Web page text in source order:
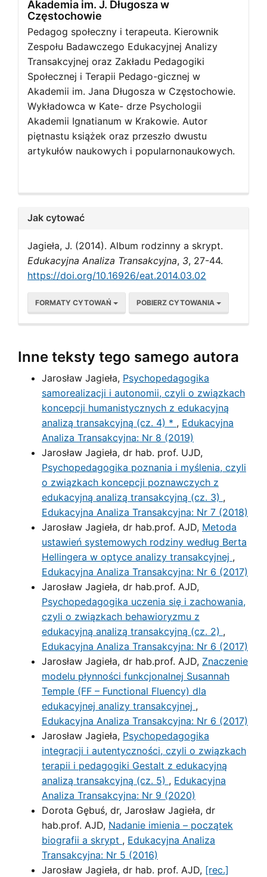
Akademia im. J. Długosza w
Częstochowie
Pedagog społeczny i terapeuta. Kierownik
Zespołu Badawczego Edukacyjnej Analizy
Transakcyjnej oraz Zakładu Pedagogiki
Społecznej i Terapii Pedago-gicznej w
Akademii im. Jana Długosza w Częstochowie.
Wykładowca w Kate- drze Psychologii
Akademii Ignatianum w Krakowie. Autor
piętnastu książek oraz przeszło dwustu
artykułów naukowych i popularnonaukowych.
Jak cytować
Jagieła, J. (2014). Album rodzinny a skrypt.
Edukacyjna Analiza Transakcyjna, 3, 27-44.
https://doi.org/10.16926/eat.2014.03.02
FORMATY CYTOWAŃ POBIERZ CYTOWANIA
Inne teksty tego samego autora
Jarosław Jagieła, Psychopedagogika
samorealizacji i autonomii, czyli o związkach
koncepcji humanistycznych z edukacyjną
analizą transakcyjną (cz. 4) * , Edukacyjna
Analiza Transakcyjna: Nr 8 (2019)
Jarosław Jagieła, dr hab. prof. UJD,
Psychopedagogika poznania i myślenia, czyli
o związkach koncepcji poznawczych z
edukacyjną analizą transakcyjną (cz. 3) ,
Edukacyjna Analiza Transakcyjna: Nr 7 (2018)
Jarosław Jagieła, dr hab.prof. AJD, Metoda
ustawień systemowych rodziny według Berta
Hellingera w optyce analizy transakcyjnej ,
Edukacyjna Analiza Transakcyjna: Nr 6 (2017)
Jarosław Jagieła, dr hab.prof. AJD,
Psychopedagogika uczenia się i zachowania,
czyli o związkach behawioryzmu z
edukacyjną analizą transakcyjną (cz. 2) ,
Edukacyjna Analiza Transakcyjna: Nr 6 (2017)
Jarosław Jagieła, dr hab.prof. AJD, Znaczenie
modelu płynności funkcjonalnej Susannah
Temple (FF – Functional Fluency) dla
edukacyjnej analizy transakcyjnej ,
Edukacyjna Analiza Transakcyjna: Nr 6 (2017)
Jarosław Jagieła, Psychopedagogika
integracji i autentyczności, czyli o związkach
terapii i pedagogiki Gestalt z edukacyjną
analizą transakcyjną (cz. 5) , Edukacyjna
Analiza Transakcyjna: Nr 9 (2020)
Dorota Gębuś, dr, Jarosław Jagieła, dr
hab.prof. AJD, Nadanie imienia – początek
biografii a skrypt , Edukacyjna Analiza
Transakcyjna: Nr 5 (2016)
Jarosław Jagieła, dr hab. prof. AJD, [rec.]